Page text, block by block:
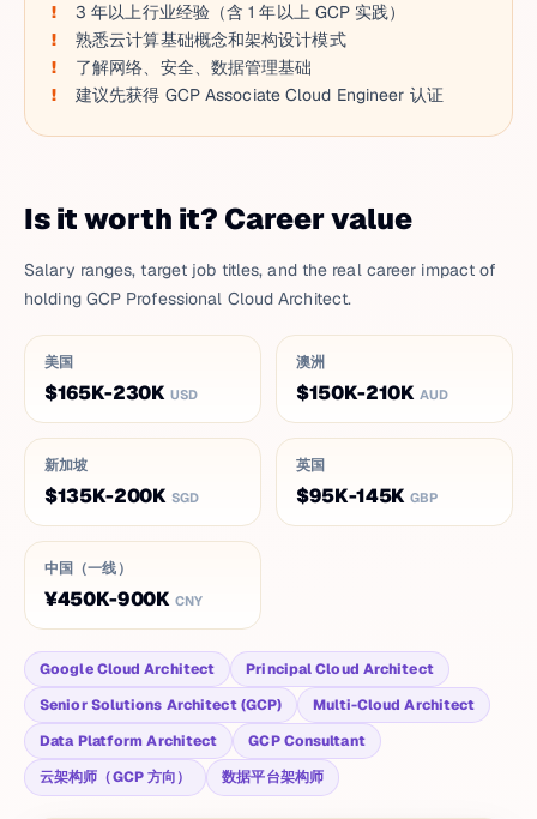
3 年以上行业经验（含 1 年以上 GCP 实践）
熟悉云计算基础概念和架构设计模式
了解网络、安全、数据管理基础
建议先获得 GCP Associate Cloud Engineer 认证
Is it worth it? Career value
Salary ranges, target job titles, and the real career impact of
holding GCP Professional Cloud Architect.
美国
$165K-230K USD
澳洲
$150K-210K AUD
新加坡
$135K-200K SGD
英国
$95K-145K GBP
中国（一线）
¥450K-900K CNY
Google Cloud Architect
Principal Cloud Architect
Senior Solutions Architect (GCP)
Multi-Cloud Architect
Data Platform Architect
GCP Consultant
云架构师（GCP 方向）
数据平台架构师